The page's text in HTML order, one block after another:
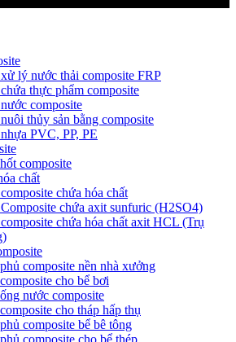
lý nước thải composite FRP
thực phẩm composite
composite
thủy sản bằng composite
PVC, PP, PE
composite
chất
chứa hóa chất
chứa axit sunfuric (H2SO4)
chứa hóa chất axit HCL (Trụ
composite nền nhà xưởng
cho bể bơi
nước composite
cho tháp hấp thụ
composite bể bê tông
composite cho bể thép